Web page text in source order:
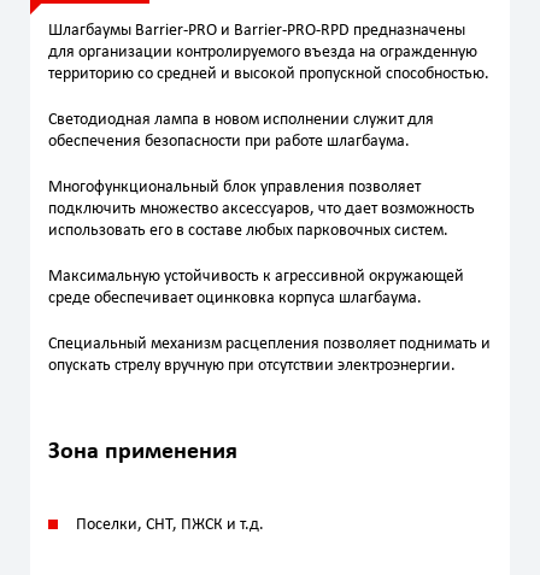
Шлагбаумы Barrier-PRO и Barrier-PRO-RPD предназначены
для организации контролируемого въезда на огражденную
территорию со средней и высокой пропускной способностью.
Светодиодная лампа в новом исполнении служит для
обеспечения безопасности при работе шлагбаума.
Многофункциональный блок управления позволяет
подключить множество аксессуаров, что дает возможность
использовать его в составе любых парковочных систем.
Максимальную устойчивость к агрессивной окружающей
среде обеспечивает оцинковка корпуса шлагбаума.
Специальный механизм расцепления позволяет поднимать и
опускать стрелу вручную при отсутствии электроэнергии.
Зона применения
Поселки, СНТ, ПЖСК и т.д.